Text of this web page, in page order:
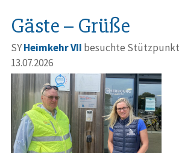
Gäste – Grüße
SYHeimkehr VII besuchte Stützpunkt
13.07.2026